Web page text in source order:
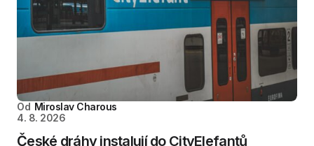
Od Miroslav Charous
4. 8. 2026
České dráhy instalují do CityElefantů